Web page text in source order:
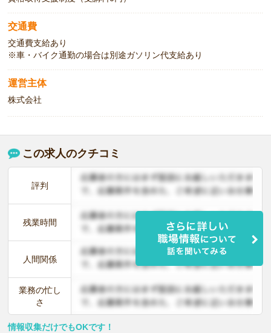
交通費
交通費支給あり
※車・バイク通勤の場合は別途ガソリン代支給あり
運営主体
株式会社
この求人のクチコミ
評判
残業時間
人間関係
業務の忙し
さ
情報収集だけでもOKです！